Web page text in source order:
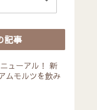
記事
ューアル！ 新
ムモルツを飲み